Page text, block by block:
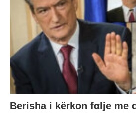
Berisha i kërkon fαlje me